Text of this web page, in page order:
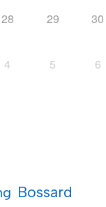
28 29 30
4 5 6
Bossard